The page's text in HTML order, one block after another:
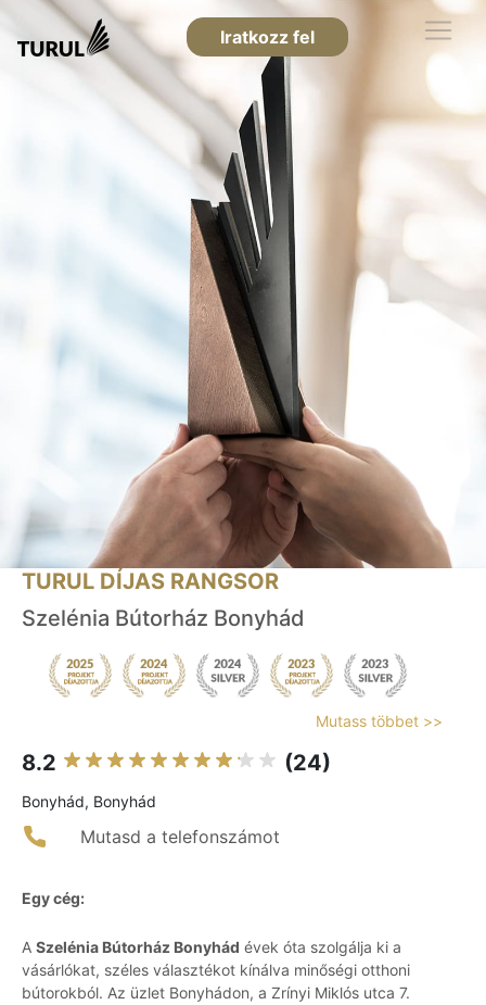
Iratkozz fel
TURUL DÍJAS RANGSOR
Szelénia Bútorház Bonyhád
Mutass többet >>
8.2 (24)
Bonyhád, Bonyhád
Mutasd a telefonszámot
Egy cég:
A Szelénia Bútorház Bonyhád évek óta szolgálja ki a
vásárlókat, széles választékot kínálva minőségi otthoni
bútorokból. Az üzlet Bonyhádon, a Zrínyi Miklós utca 7.